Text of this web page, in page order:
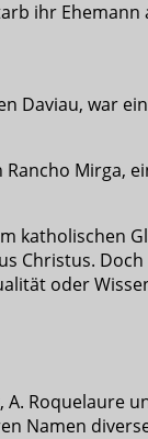
ihr
Daviau, war
Mirga,
katholischen
Christus.
oder
Roquelaure
Namen